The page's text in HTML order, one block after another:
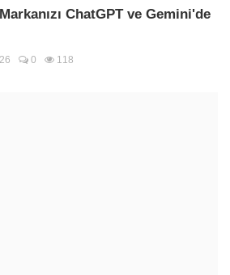
ChatGPT ve Gemini'de
0 118